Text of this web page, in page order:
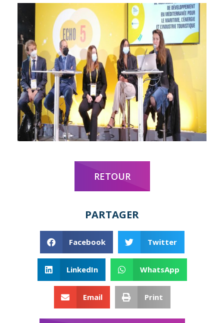
RETOUR
PARTAGER
Facebook Twitter
LinkedIn WhatsApp
Email Print